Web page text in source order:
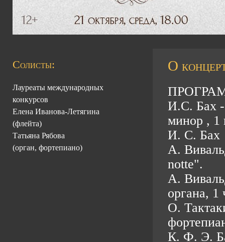
Солисты:
Лауреаты международных
конкурсов
Елена Иванова-Летягина
(флейта)
Татьяна Рябова
(орган, фортепиано)
О
И.С. Бах -
минор , 1
И. С. Бах
А.
notte".
А.
органа, 1
О.
К. Ф. Э.